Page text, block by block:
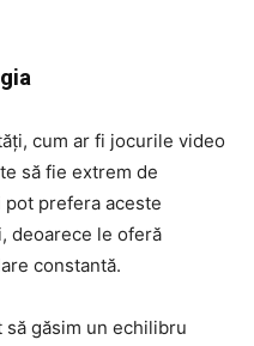
cum ar fi jocurile video
să fie extrem de
prefera aceste
deoarece le oferă
constantă.
să găsim un echilibru